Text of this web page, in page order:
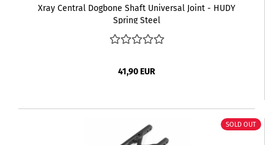
Xray Central Dogbone Shaft Universal Joint - HUDY
Spring Steel
41,90 EUR
SOLD OUT